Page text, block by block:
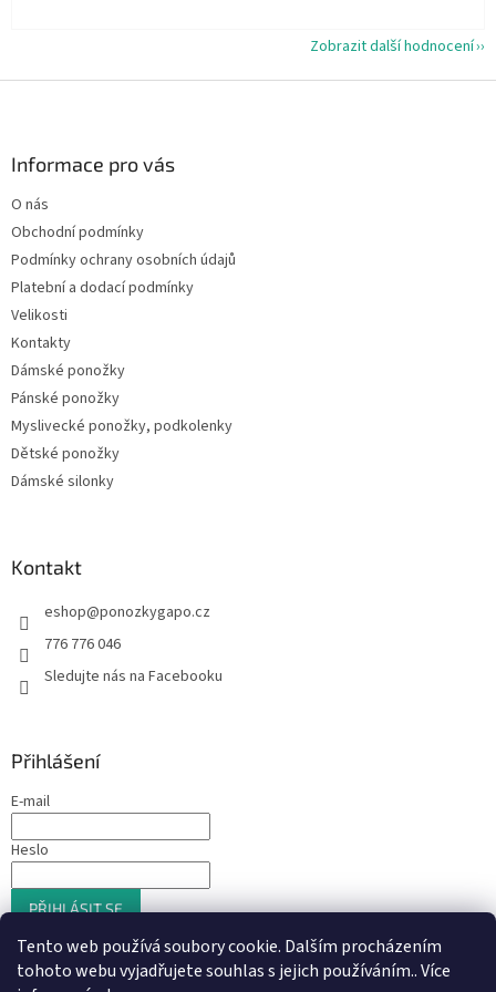
Tento web používá soubory cookie. Dalším procházením
tohoto webu vyjadřujete souhlas s jejich používáním.. Více
Zobrazit další hodnocení
Informace pro vás
O nás
Obchodní podmínky
Podmínky ochrany osobních údajů
Platební a dodací podmínky
Velikosti
Kontakty
Dámské ponožky
Pánské ponožky
Myslivecké ponožky, podkolenky
Dětské ponožky
Dámské silonky
Kontakt
eshop@ponozkygapo.cz
776 776 046
Sledujte nás na Facebooku
Přihlášení
E-mail
Heslo
PŘIHLÁSIT SE
Nová registraceZapomenuté heslo